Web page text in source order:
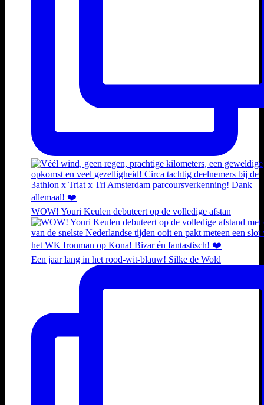
WOW! Youri Keulen debuteert op de volledige afstan
Een jaar lang in het rood-wit-blauw! Silke de Wold